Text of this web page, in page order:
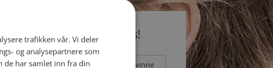
Bli medlem gratis!
Jeg er en: Mann Kvinne
trafikken vår. Vi deler
og analysepartnere som
de har samlet inn fra din